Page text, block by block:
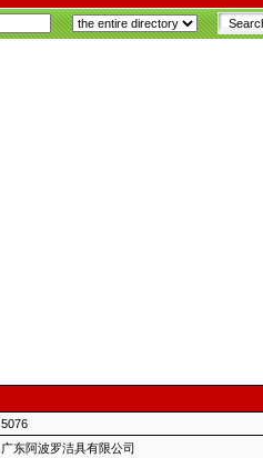
5076
广东阿波罗洁具有限公司